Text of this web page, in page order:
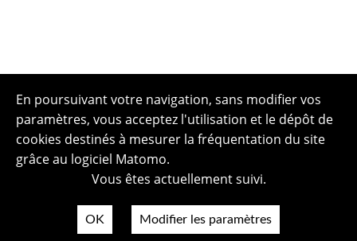
En poursuivant votre navigation, sans modifier vos
paramètres, vous acceptez l'utilisation et le dépôt de
cookies destinés à mesurer la fréquentation du site
grâce au logiciel Matomo.
Vous êtes actuellement suivi.
OK Modifier les paramètres